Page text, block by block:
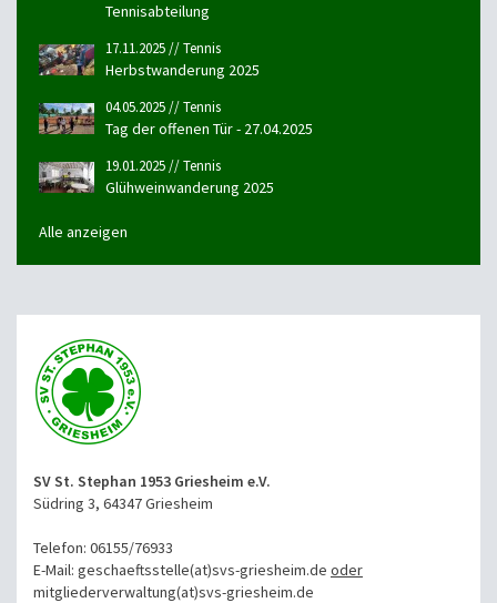
Tennisabteilung
17.11.2025 // Tennis
Herbstwanderung 2025
04.05.2025 // Tennis
Tag der offenen Tür - 27.04.2025
19.01.2025 // Tennis
Glühweinwanderung 2025
Alle anzeigen
SV St. Stephan 1953 Griesheim e.V.
Südring 3, 64347 Griesheim
Telefon: 06155/76933
E-Mail: geschaeftsstelle(at)svs-griesheim.de oder
mitgliederverwaltung(at)svs-griesheim.de